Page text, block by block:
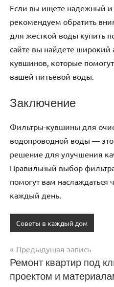
Если вы ищете надежный и
рекомендуем обратить
для жесткой воды купить
сайте вы найдете широкий
кувшинов, которые
вашей питьевой воды.
Заключение
Фильтры-кувшины для
водопроводной воды —
решение для улучшения
Правильный выбор
помогут вам наслаждаться
каждый день.
Советы в каждый дом
Навигация
по
Предыдущая запись
Ремонт квартир под
проектом и